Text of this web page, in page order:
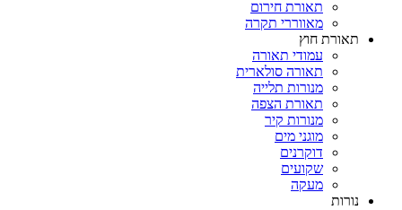
תאורת חירום
מאווררי תקרה
תאורת חוץ
עמודי תאורה
תאורה סולארית
מנורות תלייה
תאורת הצפה
מנורות קיר
מוגני מים
דוקרנים
שקועים
מעקה
נורות